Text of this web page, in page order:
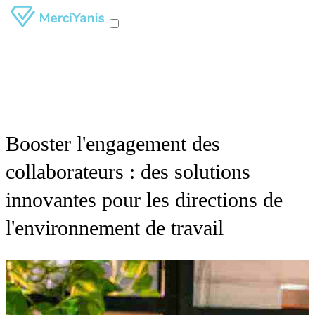
Booster l'engagement des
collaborateurs : des solutions
innovantes pour les directions de
l'environnement de travail